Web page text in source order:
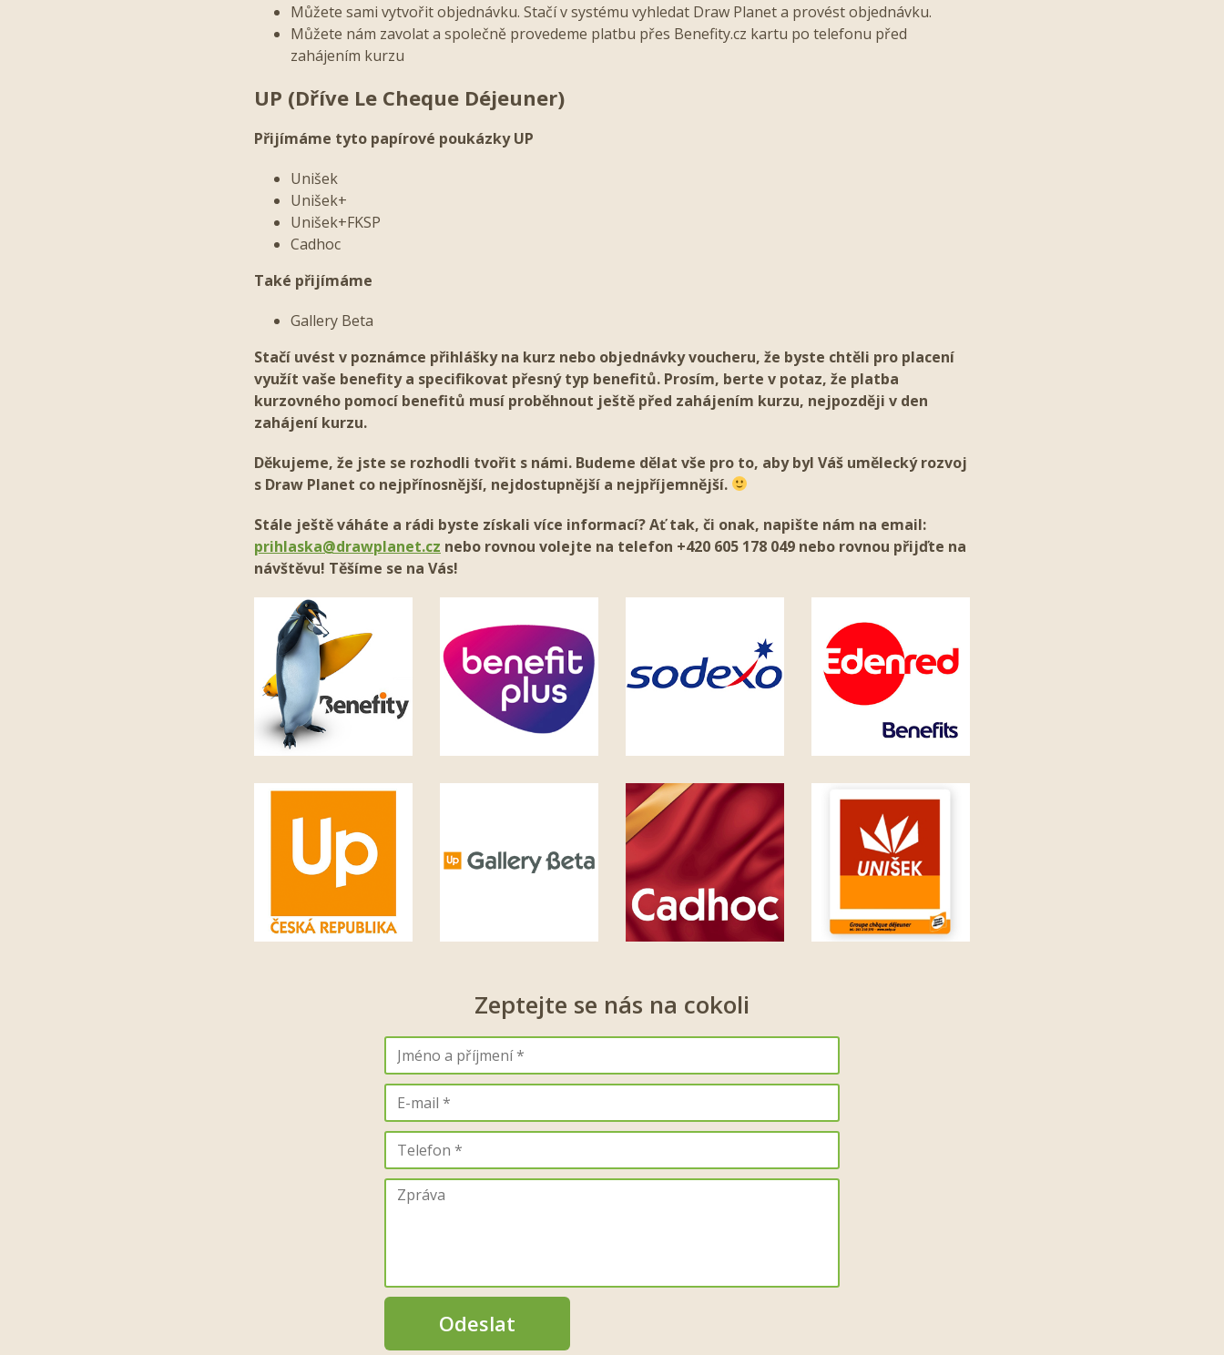
Můžete sami vytvořit objednávku. Stačí v systému vyhledat Draw Planet a provést objednávku.
Můžete nám zavolat a společně provedeme platbu přes Benefity.cz kartu po telefonu před
zahájením kurzu
UP (Dříve Le Cheque Déjeuner)
Přijímáme tyto papírové poukázky UP
Unišek
Unišek+
Unišek+FKSP
Cadhoc
Také přijímáme
Gallery Beta
Stačí uvést v poznámce přihlášky na kurz nebo objednávky voucheru, že byste chtěli pro placení
využít vaše benefity a specifikovat přesný typ benefitů. Prosím, berte v potaz, že platba
kurzovného pomocí benefitů musí proběhnout ještě před zahájením kurzu, nejpozději v den
zahájení kurzu.
Děkujeme, že jste se rozhodli tvořit s námi. Budeme dělat vše pro to, aby byl Váš umělecký rozvoj
s Draw Planet co nejpřínosnější, nejdostupnější a nejpříjemnější.
Stále ještě váháte a rádi byste získali více informací? Ať tak, či onak, napište nám na email:
prihlaska@drawplanet.cz nebo rovnou volejte na telefon +420 605 178 049 nebo rovnou přijďte na
návštěvu! Těšíme se na Vás!
Zeptejte se nás na cokoli
Odeslat